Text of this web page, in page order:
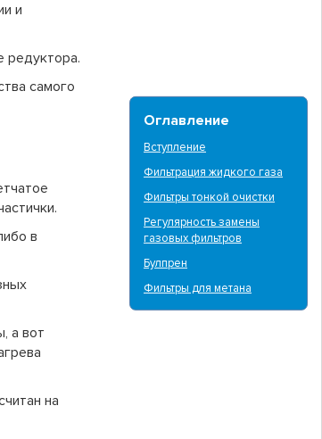
Оглавление
Вступление
Фильтрация жидкого газа
Фильтры тонкой очистки
Регулярность замены
газовых фильтров
Булпрен
Фильтры для метана
и
редуктора.
самого
в
а вот
на